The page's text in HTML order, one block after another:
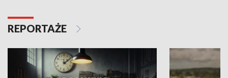
REPORTAŻE